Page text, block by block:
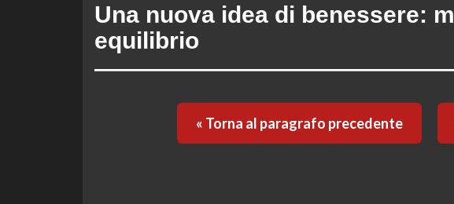
Una nuova idea di benessere:
equilibrio
« Torna al paragrafo precedente